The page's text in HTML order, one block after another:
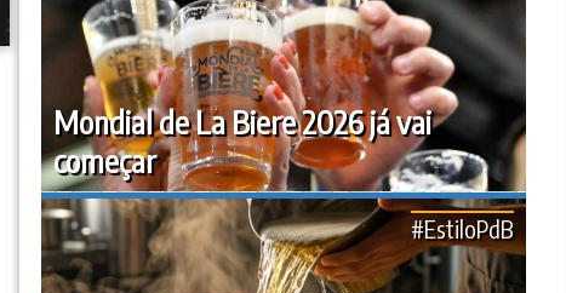
Mondial de La Biere 2026 já vai
começar
#EstiloPdB